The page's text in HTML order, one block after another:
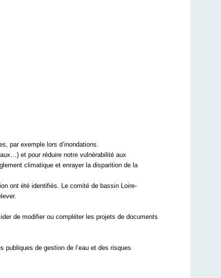
par exemple lors d’inondations.
et pour réduire notre vulnérabilité aux
climatique et enrayer la disparition de la
ont été identifiés. Le comité de bassin Loire-
de modifier ou compléter les projets de documents
de gestion de l’eau et des risques